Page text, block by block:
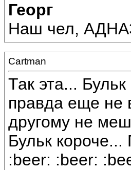
Георг
Наш чел,
Cartman
Так эта...
правда еще не
другому не
Бульк короче...
:beer: :beer: